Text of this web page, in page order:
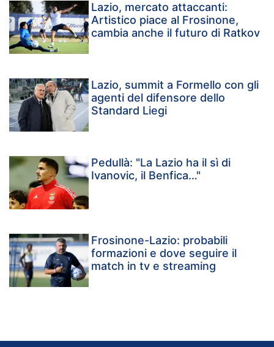
Lazio, mercato attaccanti:
Artistico piace al Frosinone,
cambia anche il futuro di Ratkov
Lazio, summit a Formello con gli
agenti del difensore dello
Standard Liegi
Pedullà: "La Lazio ha il sì di
Ivanovic, il Benfica…"
Frosinone-Lazio: probabili
formazioni e dove seguire il
match in tv e streaming